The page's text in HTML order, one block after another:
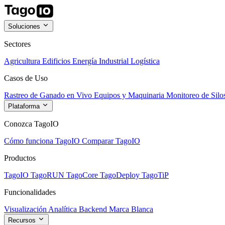
Soluciones
Sectores
Agricultura Edificios Energía Industrial Logística
Casos de Uso
Rastreo de Ganado en Vivo Equipos y Maquinaria Monitoreo de
Plataforma
Conozca TagoIO
Cómo funciona TagoIO Comparar TagoIO
Productos
TagoIO TagoRUN TagoCore TagoDeploy TagoTiP
Funcionalidades
Visualización Analítica Backend Marca Blanca
Recursos